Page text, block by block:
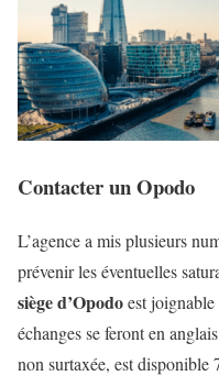
Contacter un Opodo
L’agence a mis plusieurs
prévenir les éventuelles
siège d’Opodoest
échanges se feront en
non surtaxée, est disponible